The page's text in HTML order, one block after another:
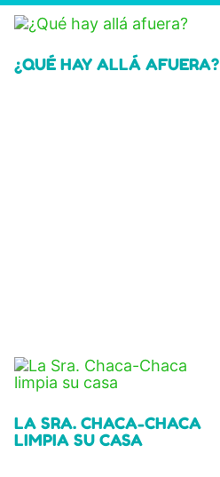
¿QUÉ HAY ALLÁ AFUERA?
LA SRA. CHACA-CHACA
LIMPIA SU CASA